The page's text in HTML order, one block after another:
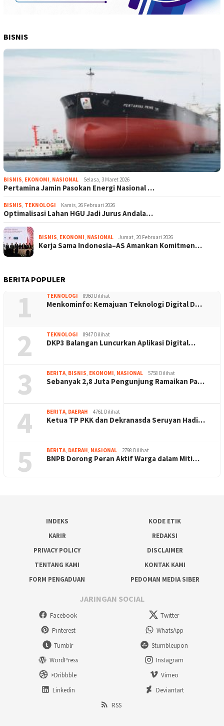
BISNIS
BISNIS, EKONOMI, NASIONAL Selasa, 3 Maret 2026
Pertamina Jamin Pasokan Energi Nasional …
BISNIS, TEKNOLOGI Kamis, 26 Februari 2026
Optimalisasi Lahan HGU Jadi Jurus Andala…
BISNIS, EKONOMI, NASIONAL Jumat, 20 Februari 2026
Kerja Sama Indonesia–AS Amankan Komitmen…
BERITA POPULER
1 TEKNOLOGI 8960 Dilihat
Menkominfo: Kemajuan Teknologi Digital D…
2 TEKNOLOGI 8947 Dilihat
DKP3 Balangan Luncurkan Aplikasi Digital…
3 BERITA, BISNIS, EKONOMI, NASIONAL 5758 Dilihat
Sebanyak 2,8 Juta Pengunjung Ramaikan Pa…
4 BERITA, DAERAH 4761 Dilihat
Ketua TP PKK dan Dekranasda Seruyan Hadi…
5 BERITA, DAERAH, NASIONAL 2798 Dilihat
BNPB Dorong Peran Aktif Warga dalam Miti…
INDEKS
KODE ETIK
KARIR
REDAKSI
PRIVACY POLICY
DISCLAIMER
TENTANG KAMI
KONTAK KAMI
FORM PENGADUAN
PEDOMAN MEDIA SIBER
JARINGAN SOCIAL
Facebook
Twitter
Pinterest
WhatsApp
Tumblr
Stumbleupon
WordPress
Instagram
>Dribbble
Vimeo
Linkedin
Deviantart
RSS